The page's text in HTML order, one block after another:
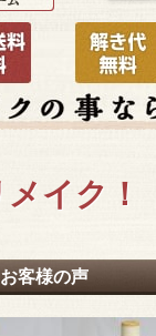
メイク！
客様の声